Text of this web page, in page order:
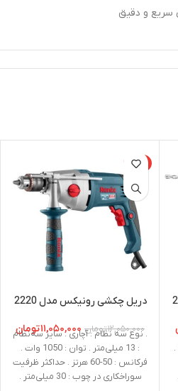
سریع و دقیق
.
-8%
دریل چکشی رونیکس مدل 2220
۱۲,۰۵۰,۰۰۰تومان ۱۱,۰۵۰,۰۰۰تومان
. نوع سه نظام : آچاری . سایز سه‌نظام
: 13 میلی‌متر . توان : 1050 وات .
فرکانس : 50-60 هرتز . حداکثر ظرفیت
سوراخکاری در چوب : 30 میلی‌متر .